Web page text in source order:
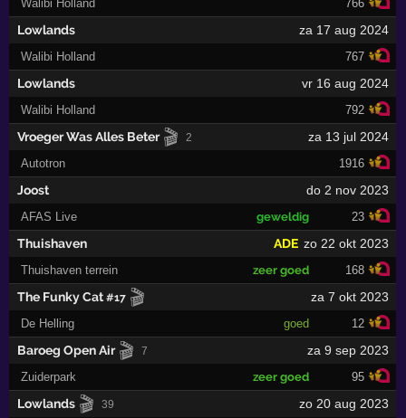
Walibi Holland 766
Lowlands za 17 aug 2024
Walibi Holland 767
Lowlands vr 16 aug 2024
Walibi Holland 792
Vroeger Was Alles Beter 🎬 2 za 13 jul 2024
Autotron 1916
Joost do 2 nov 2023
AFAS Live geweldig 23
Thuishaven zo 22 okt 2023
ADE
Thuishaven terrein zeer goed 168
The Funky Cat #17 🎬 za 7 okt 2023
De Helling goed 12
Baroeg Open Air 🎬 7 za 9 sep 2023
Zuiderpark zeer goed 95
Lowlands 🎬 39 zo 20 aug 2023